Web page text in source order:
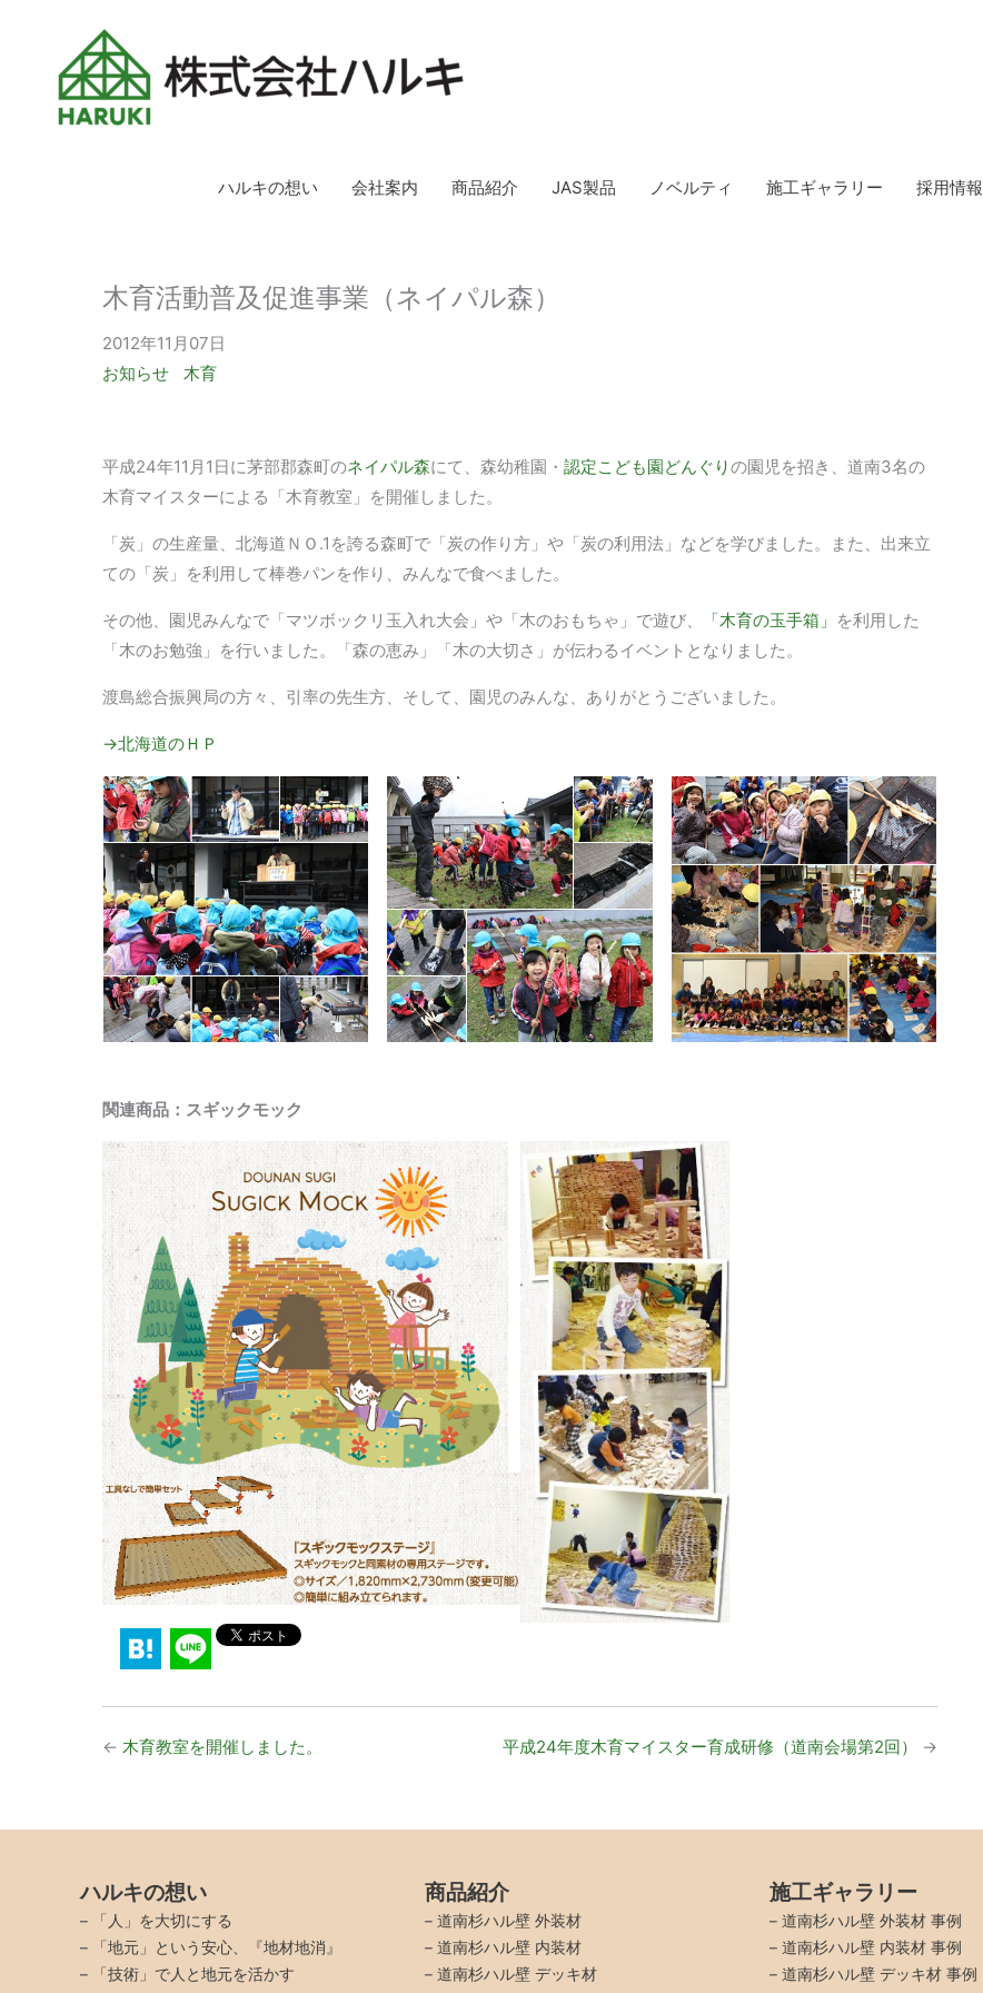
ハルキの想い 会社案内 商品紹介 JAS製品 ノベルティ 施工ギャラリー 採用情報
木育活動普及促進事業（ネイパル森）
2012年11月07日
お知らせ
木育
平成24年11月1日に茅部郡森町のネイパル森にて、森幼稚園・ 認定こども園どんぐりの園児を招き、道南3名の
木育マイスターによる「木育教室」を開催しました。
「炭」の生産量、北海道ＮＯ.1を誇る森町で「炭の作り方」や「炭の利用法」などを学びました。また、出来立
ての「炭」を利用して棒巻パンを作り、みんなで食べました。
その他、園児みんなで「マツボックリ玉入れ大会」や「木のおもちゃ」で遊び、 「木育の玉手箱」 を利用した
「木のお勉強」を行いました。「森の恵み」「木の大切さ」が伝わるイベントとなりました。
渡島総合振興局の方々、引率の先生方、そして、園児のみんな、ありがとうございました。
→北海道のＨＰ
関連商品：スギックモック
← 木育教室を開催しました。 平成24年度木育マイスター育成研修（道南会場第2回） →
ハルキの想い
–
「人」を大切にする
–
「地元」という安心、『地材地消』
–
「技術」で人と地元を活かす
商品紹介
– 道南杉ハル壁 外装材
– 道南杉ハル壁 内装材
– 道南杉ハル壁 デッキ材
施工ギャラリー
– 道南杉ハル壁 外装材 事例
– 道南杉ハル壁 内装材 事例
– 道南杉ハル壁 デッキ材 事例